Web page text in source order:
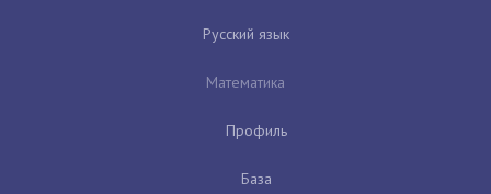
Русский язык
Математика
Профиль
База